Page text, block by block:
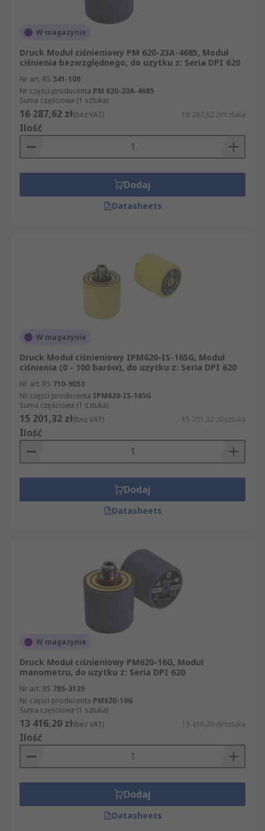
W magazynie
Druck Moduł ciśnieniowy PM 620-23A-4685, Moduł
ciśnienia bezwzględnego, do uzytku z: Seria DPI 620
Nr art. RS 541-100
Nr części producenta PM 620-23A-4685
Suma częściowa (1 sztuka)
16 287,62 zł(bez VAT) 16 287,62 zł/sztuka
Ilość
Dodaj
Datasheets
W magazynie
Druck Moduł ciśnieniowy IPM620-IS-165G, Moduł
ciśnienia (0 - 100 barów), do uzytku z: Seria DPI 620
Nr art. RS 710-9053
Nr części producenta IPM620-IS-165G
Suma częściowa (1 sztuka)
15 201,32 zł(bez VAT) 15 201,32 zł/sztuka
Ilość
Dodaj
Datasheets
W magazynie
Druck Moduł ciśnieniowy PM620-16G, Moduł
manometru, do uzytku z: Seria DPI 620
Nr art. RS 785-3139
Nr części producenta PM620-16G
Suma częściowa (1 sztuka)
13 416,20 zł(bez VAT) 13 416,20 zł/sztuka
Ilość
Dodaj
Datasheets